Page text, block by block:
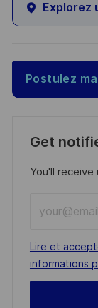
Explorez
Postulez
Get
You'll
Email
address
(Required)
Required
Lire et
informations